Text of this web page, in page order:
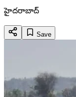
హైదరాబాద్
Save